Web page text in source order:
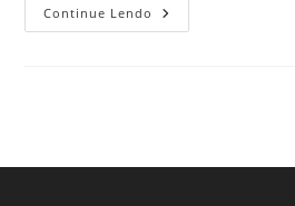
Continue Lendo O
Que
Máximo